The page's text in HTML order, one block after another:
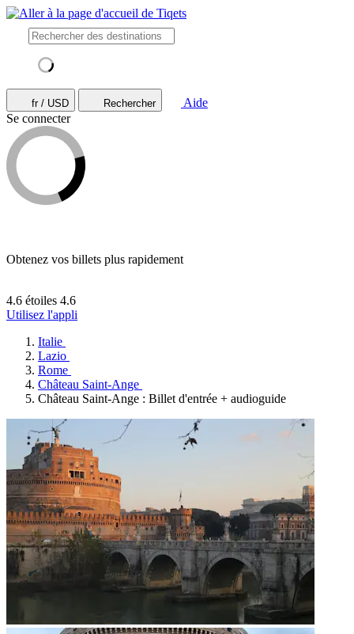
fr / USD Rechercher
Aide
Se connecter
Obtenez vos billets plus rapidement
4.6 étoiles 4.6
Utilisez l'appli
Italie
Lazio
Rome
Château Saint-Ange
Château Saint-Ange : Billet d'entrée + audioguide